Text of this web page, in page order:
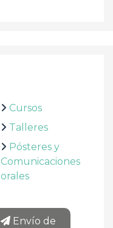
Cursos
Talleres
Pósteres y
Comunicaciones
orales
Envío de